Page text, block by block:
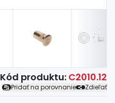
Kód produktu: C2010.12
Pridať na porovnanie Zdieľať